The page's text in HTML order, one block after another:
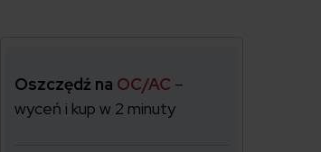
Oszczędź na OC/AC –
wyceń i kup w 2 minuty